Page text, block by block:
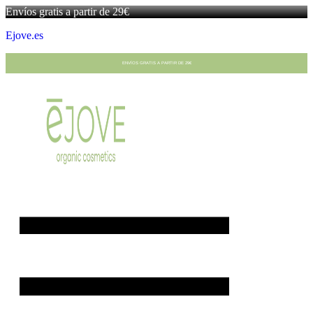
Envíos gratis a partir de 29€
Ejove.es
ENVÍOS GRATIS A PARTIR DE 29€